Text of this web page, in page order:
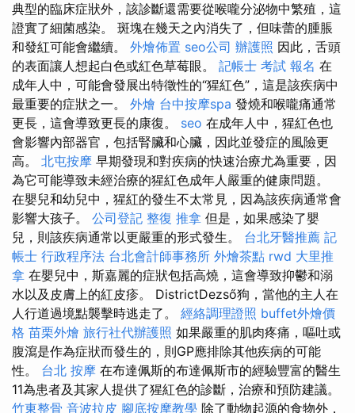
典型的臨床症狀外，該診斷還需要從喉嚨分泌物中繁殖，這
證實了細菌感染。 斑塊在幾天之內消失了，但味蕾的腫脹
和發紅可能會繼續。 外燴佈置 seo公司 辦護照 因此，舌頭
的表面讓人想起白色或紅色草莓眼。 記帳士 考試 報名 在
成年人中，可能會發展出特徵性的“猩紅色”，這是該疾病中
最重要的症狀之一。 外燴 台中按摩spa 發燒和喉嚨痛通常
更長，這會導致更長的康復。 seo 在成年人中，猩紅色也
會影響內部器官，包括腎臟和心臟，因此並發症的風險更
高。 北屯按摩 早期發現和對疾病的快速治療尤為重要，因
為它可能導致未經治療的猩紅色成年人嚴重的健康問題。
在嬰兒和幼兒中，猩紅的發生不太常見，因為該疾病通常會
影響大孩子。 公司登記 整復 推拿 但是，如果感染了嬰
兒，則該疾病通常以更嚴重的形式發生。 台北牙醫推薦 記
帳士 行政程序法 台北會計師事務所 外燴茶點 rwd 大里推
拿 在嬰兒中，斯嘉麗的症狀包括高燒，這會導致抑鬱和溺
水以及皮膚上的紅皮疹。 DistrictDezső狗，當他的主人在
人行道過境點襲擊時逃走了。 經絡調理證照 buffet外燴價
格 苗栗外燴 旅行社代辦護照 如果嚴重的肌肉疼痛，嘔吐或
腹瀉是作為症狀而發生的，則GP應排除其他疾病的可能
性。 台北 按摩 在布達佩斯的布達佩斯市的經驗豐富的醫生
11為患者及其家人提供了猩紅色的診斷，治療和預防建議。
竹東整骨 音波拉皮 腳底按摩教學 除了動物起源的食物外，